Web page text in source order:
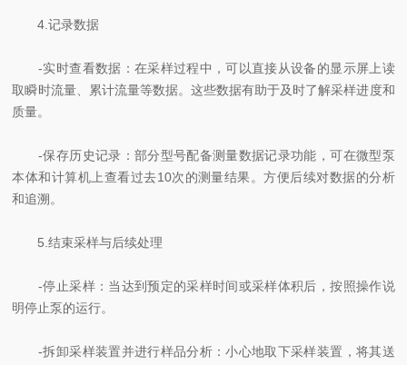
4.记录数据
-实时查看数据：在采样过程中，可以直接从设备的显示屏上读
取瞬时流量、累计流量等数据。这些数据有助于及时了解采样进度和
质量。
-保存历史记录：部分型号配备测量数据记录功能，可在微型泵
本体和计算机上查看过去10次的测量结果。方便后续对数据的分析
和追溯。
5.结束采样与后续处理
-停止采样：当达到预定的采样时间或采样体积后，按照操作说
明停止泵的运行。
-拆卸采样装置并进行样品分析：小心地取下采样装置，将其送